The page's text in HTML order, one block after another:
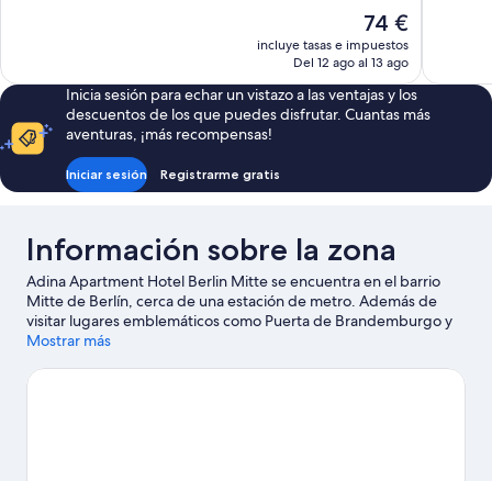
El
precio
actual
de
74 €
74 €
incluye tasas e impuestos
Del 12 ago al 13 ago
Inicia sesión para echar un vistazo a las ventajas y los
descuentos de los que puedes disfrutar. Cuantas más
aventuras, ¡más recompensas!
Iniciar sesión Registrarme gratis
Información sobre la zona
Adina Apartment Hotel Berlin Mitte se encuentra en el barrio
Mitte de Berlín, cerca de una estación de metro. Además de
visitar lugares emblemáticos como Puerta de Brandemburgo y
Checkpoint Charlie, si lo tuyo son las compras tienes que pasar
disfrutar de un evento especial? Puedes buscar el calendario de
Mostrar más